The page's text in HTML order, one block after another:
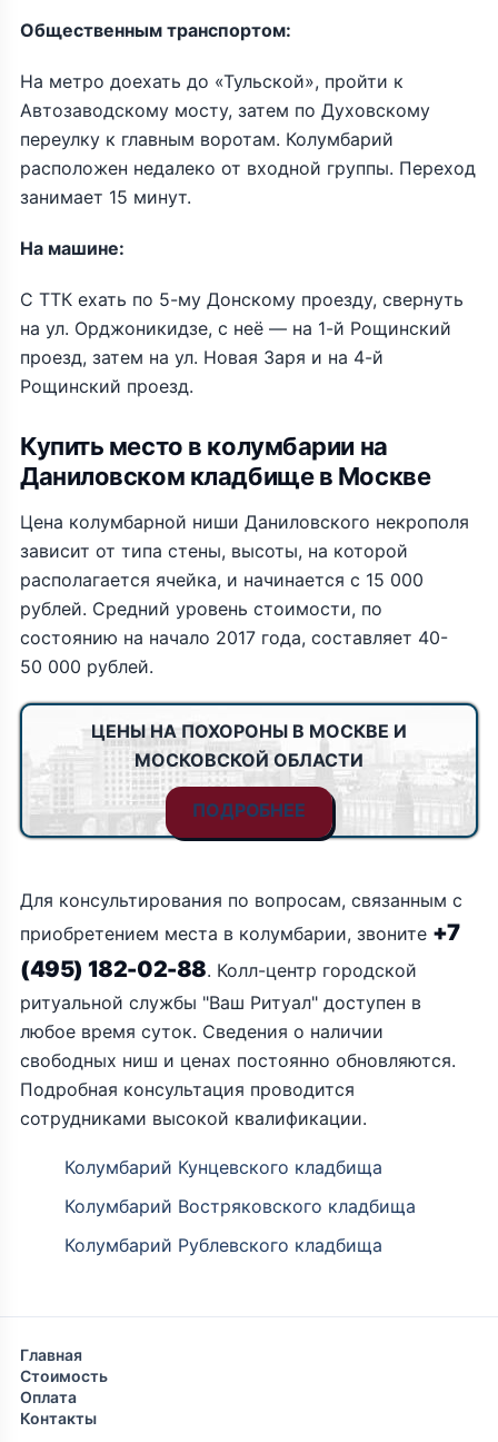
Общественным транспортом:
На метро доехать до «Тульской», пройти к
Автозаводскому мосту, затем по Духовскому
переулку к главным воротам. Колумбарий
расположен недалеко от входной группы. Переход
занимает 15 минут.
На машине:
С ТТК ехать по 5-му Донскому проезду, свернуть
на ул. Орджоникидзе, с неё — на 1-й Рощинский
проезд, затем на ул. Новая Заря и на 4-й
Рощинский проезд.
Купить место в колумбарии на
Даниловском кладбище в Москве
Цена колумбарной ниши Даниловского некрополя
зависит от типа стены, высоты, на которой
располагается ячейка, и начинается с 15 000
рублей. Средний уровень стоимости, по
состоянию на начало 2017 года, составляет 40-
50 000 рублей.
ЦЕНЫ НА ПОХОРОНЫ В МОСКВЕ И
МОСКОВСКОЙ ОБЛАСТИ
ПОДРОБНЕЕ
Для консультирования по вопросам, связанным с
приобретением места в колумбарии, звоните +7
(495) 182-02-88. Колл-центр городской
ритуальной службы "Ваш Ритуал" доступен в
любое время суток. Сведения о наличии
свободных ниш и ценах постоянно обновляются.
Подробная консультация проводится
сотрудниками высокой квалификации.
Колумбарий Кунцевского кладбища
Колумбарий Востряковского кладбища
Колумбарий Рублевского кладбища
Главная
Стоимость
Оплата
Контакты